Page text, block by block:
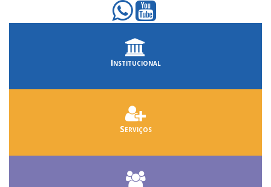
Institucional
Serviços